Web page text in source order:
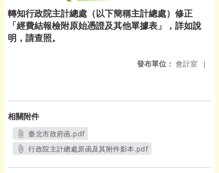
轉知行政院主計總處（以下簡稱主計總處）修正
「經費結報檢附原始憑證及其他單據表」，詳如說
明，請查照。
發布單位： 會計室 |
相關附件
臺北市政府函.pdf
另開新視窗
行政院主計總處原函及其附件影本.pdf